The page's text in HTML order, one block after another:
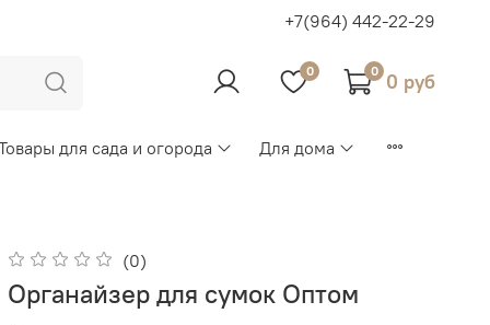
+7(964) 442-22-29
0 0 0 руб
для сада и огорода Для дома
(0)
Органайзер для сумок Оптом